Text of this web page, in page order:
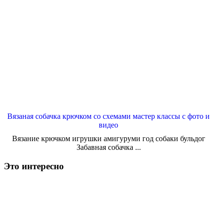
Вязаная собачка крючком со схемами мастер классы с фото и
видео
Вязание крючком игрушки амигуруми год собаки бульдог
Забавная собачка ...
Это интересно